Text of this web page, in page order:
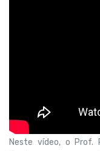
Neste vídeo, o Prof.